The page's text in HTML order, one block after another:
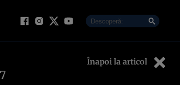
Înapoi la articol